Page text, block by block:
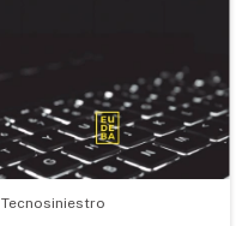
Tecnosiniestro